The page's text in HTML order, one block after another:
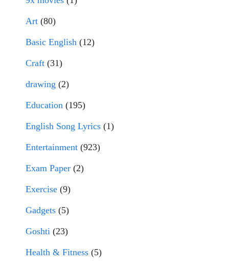
Art (80)
Basic English (12)
Craft (31)
drawing (2)
Education (195)
English Song Lyrics (1)
Entertainment (923)
Exam Paper (2)
Exercise (9)
Gadgets (5)
Goshti (23)
Health & Fitness (5)